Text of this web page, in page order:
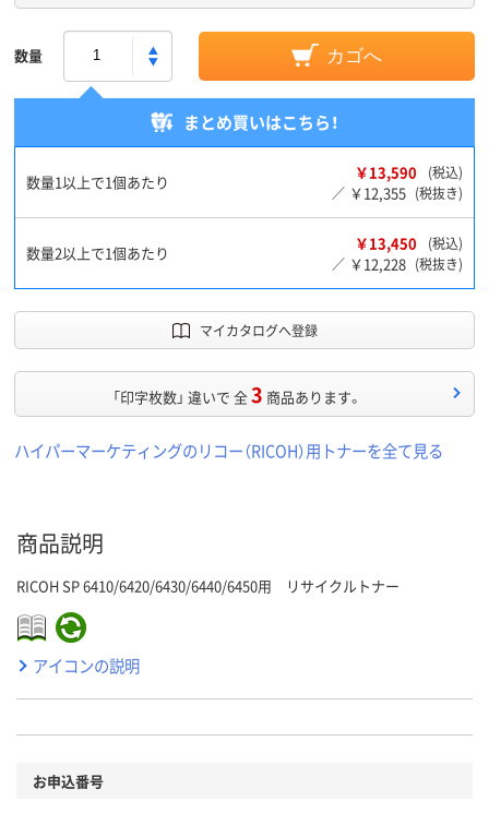
数量 カゴへ
まとめ買いはこちら！
数量1以上で1個あたり ￥13,590
(税込)
／ ￥12,355 (税抜き)
数量2以上で1個あたり ￥13,450
(税込)
／ ￥12,228 (税抜き)
マイカタログへ登録
「印字枚数」 違いで 全3 商品あります。
ハイパーマーケティングのリコー（RICOH）用トナーを全て見る
商品説明
RICOH SP 6410/6420/6430/6440/6450用 リサイクルトナー
アイコンの説明
お申込番号